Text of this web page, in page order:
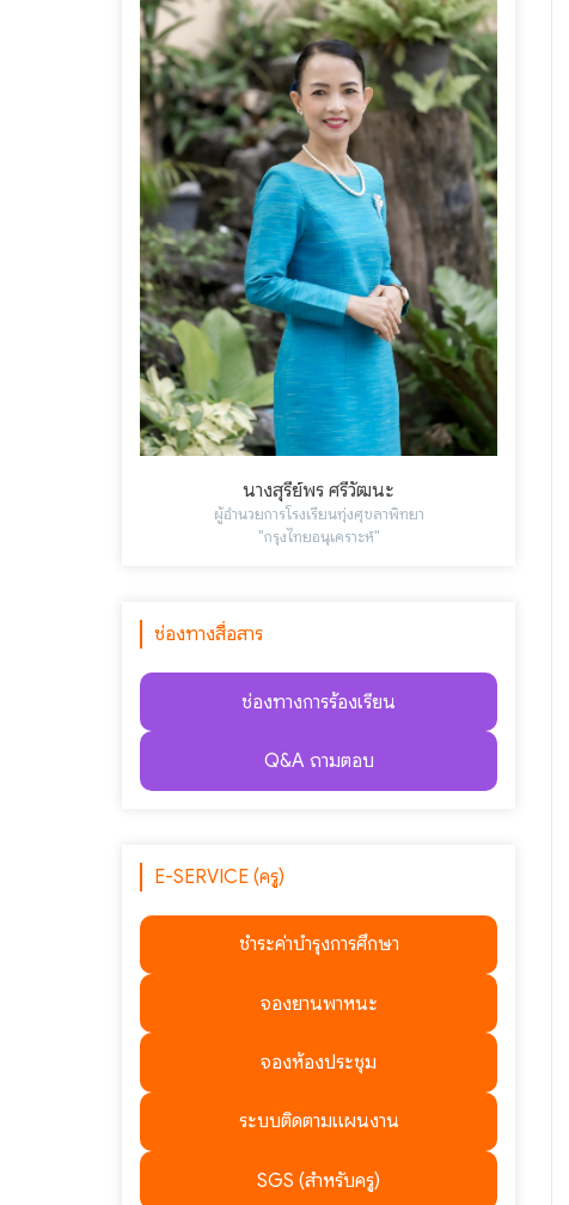
นางสุรีย์พร ศรีวัฒนะ
ผู้อำนวยการโรงเรียนทุ่งศุขลาพิทยา
"กรุงไทยอนุเคราะห์"
ช่องทางสื่อสาร
ช่องทางการร้องเรียน
Q&A ถามตอบ
E-SERVICE (ครู)
ชำระค่าบำรุงการศึกษา
จองยานพาหนะ
จองห้องประชุม
ระบบติดตามแผนงาน
SGS (สำหรับครู)